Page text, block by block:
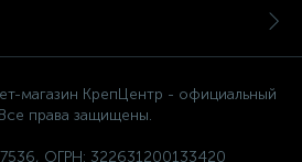
магазин КрепЦентр - официальный
права защищены.
ОГРН: 322631200133420